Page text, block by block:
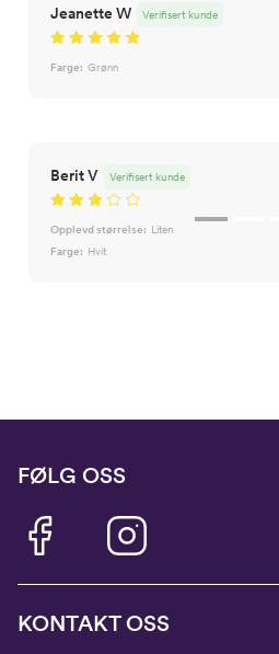
Jeanette W Verifisert kunde
Farge: Grønn
Berit V Verifisert kunde
Opplevd størrelse: Liten
Farge: Hvit
FØLG OSS
KONTAKT OSS